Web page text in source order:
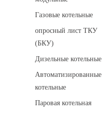
Газовые котельные
опросный лист ТКУ
(БКУ)
Дизельные котельные
Автоматизированные
котельные
Паровая котельная